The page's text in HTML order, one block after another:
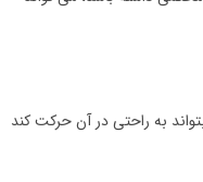
به راحتی در آن حرکت کند